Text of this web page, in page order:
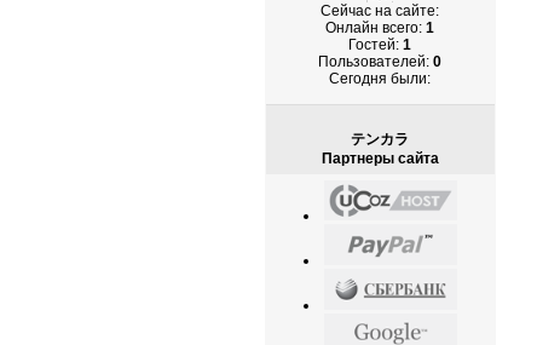
Сейчас на сайте:
Онлайн всего:1
Гостей:1
Пользователей:0
Cегодня были:
テンカラ
Партнеры сайта